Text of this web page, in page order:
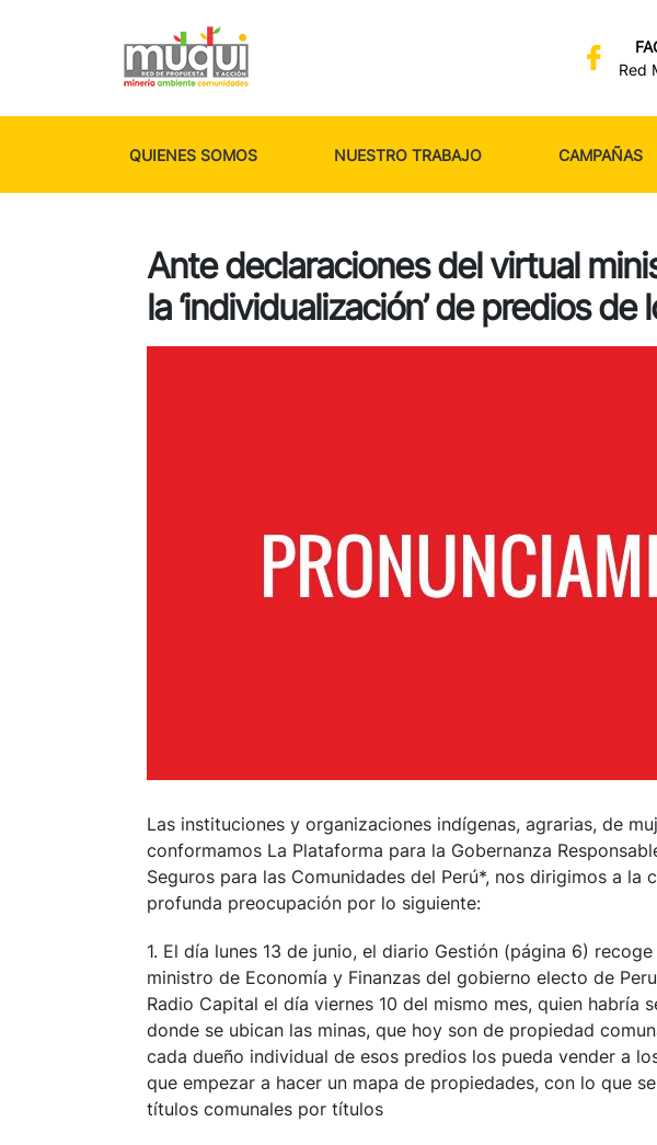
Red
QUIENES SOMOS NUESTRO TRABAJO CAMPAÑAS
Ante declaraciones del virtual
la ‘individualización’ de predios
Las instituciones y organizaciones indígenas, agrarias, de
conformamos La Plataforma para la Gobernanza
Seguros para las Comunidades del Perú*, nos dirigimos a la
profunda preocupación por lo siguiente:
1. El día lunes 13 de junio, el diario Gestión (página 6)
ministro de Economía y Finanzas del gobierno electo de
Radio Capital el día viernes 10 del mismo mes, quien habría
donde se ubican las minas, que hoy son de propiedad
cada dueño individual de esos predios los pueda vender a
que empezar a hacer un mapa de propiedades, con lo que
títulos comunales por títulos